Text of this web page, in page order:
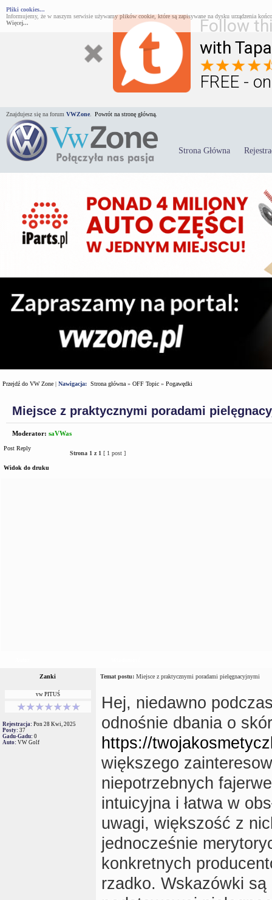
Follow
with
FREE -
Pliki cookies...
Informujemy, że w naszym serwisie używamy plików cookie, które są zapisywane na dysku urządzenia
Więcej...
Znajdujesz się na forum VWZone Powrót na stronę główną.
Strona Główna
Przejdź do VW Zone | Nawigacja: Strona główna » OFF Topic » Pogawędki
Miejsce z praktycznymi poradami
Moderator: saVWas
Post Reply
Strona 1 z 1 [ 1 post ]
Widok do druku
Zanki Temat postu: Miejsce z praktycznymi poradami pielęgnacyjnymi
vw PITUŚ
Rejestracja: Pon 28 Kwi, 2025
Posty: 37
Gadu-Gadu: 0
Auto: VW Golf
Hej, niedawno
odnośnie dbania o
https://
większego
niepotrzebnych
intuicyjna i łatwa w
uwagi, większość z
jednocześnie
konkretnych
rzadko. Wskazówki